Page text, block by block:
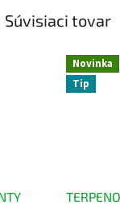
Súvisiaci tovar
Novinka
Tip